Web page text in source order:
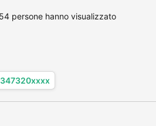
persone hanno visualizzato
347320xxxx